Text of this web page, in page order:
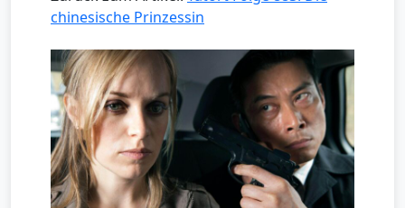
chinesische Prinzessin